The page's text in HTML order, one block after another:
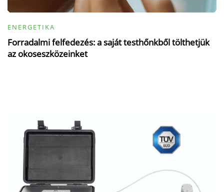
ENERGETIKA
Forradalmi felfedezés: a saját testhőnkből tölthetjük
az okoseszközeinket